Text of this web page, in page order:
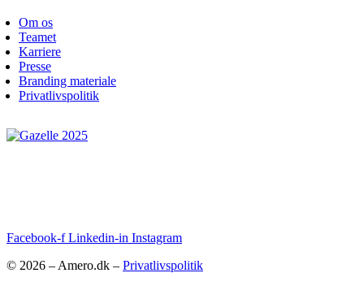
Om os
Teamet
Karriere
Presse
Branding materiale
Privatlivspolitik
Facebook-f Linkedin-in Instagram
© 2026 – Amero.dk – Privatlivspolitik